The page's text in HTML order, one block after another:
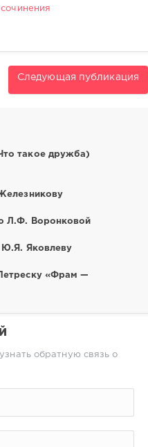
Следующая публикация
такое дружба)
Л.Ф. Воронковой
Ю.Я. Яковлеву
«Фрам —
обратную связь о